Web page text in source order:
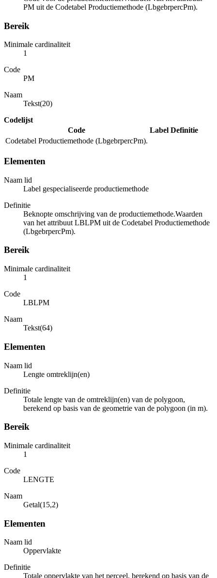
PM uit de Codetabel Productiemethode (LbgebrpercPm).
Bereik
Minimale cardinaliteit
1
Code
PM
Naam
Tekst(20)
Codelijst
Code
Label Definitie
Codetabel Productiemethode (LbgebrpercPm).
Elementen
Naam lid
Label gespecialiseerde productiemethode
Definitie
Beknopte omschrijving van de productiemethode.Waarden
van het attribuut LBLPM uit de Codetabel Productiemethode
(LbgebrpercPm).
Bereik
Minimale cardinaliteit
1
Code
LBLPM
Naam
Tekst(64)
Elementen
Naam lid
Lengte omtreklijn(en)
Definitie
Totale lengte van de omtreklijn(en) van de polygoon,
berekend op basis van de geometrie van de polygoon (in m).
Bereik
Minimale cardinaliteit
1
Code
LENGTE
Naam
Getal(15,2)
Elementen
Naam lid
Oppervlakte
Definitie
Totale oppervlakte van het perceel, berekend op basis van de